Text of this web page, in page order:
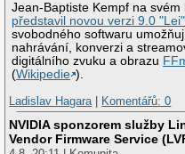
Jean-Baptiste Kempf na svém
představil novou verzi 9.0 "Lei"
svobodného softwaru
nahrávání, konverzi a
digitálního zvuku a obrazu
(Wikipedie ).
Ladislav Hagara| Komentářů: 0
NVIDIA sponzorem služby
Vendor Firmware Service